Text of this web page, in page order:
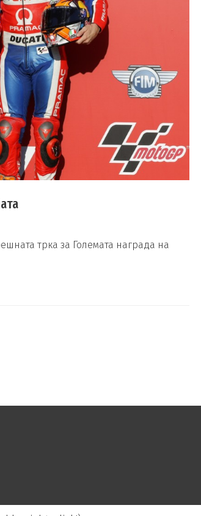
трка за Големата награда на